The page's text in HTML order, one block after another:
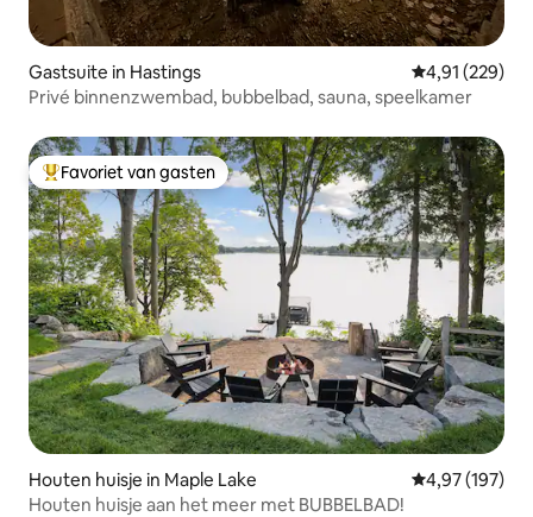
Gastsuite in Hastings Gemiddelde
4,91 (229)
Privé binnenzwembad, bubbelbad, sauna, speelkamer
Topfavoriet van gasten
Favoriet van gasten
Houten huisje in Maple Lake Gemiddelde
4,97 (197)
Houten huisje aan het meer met BUBBELBAD!